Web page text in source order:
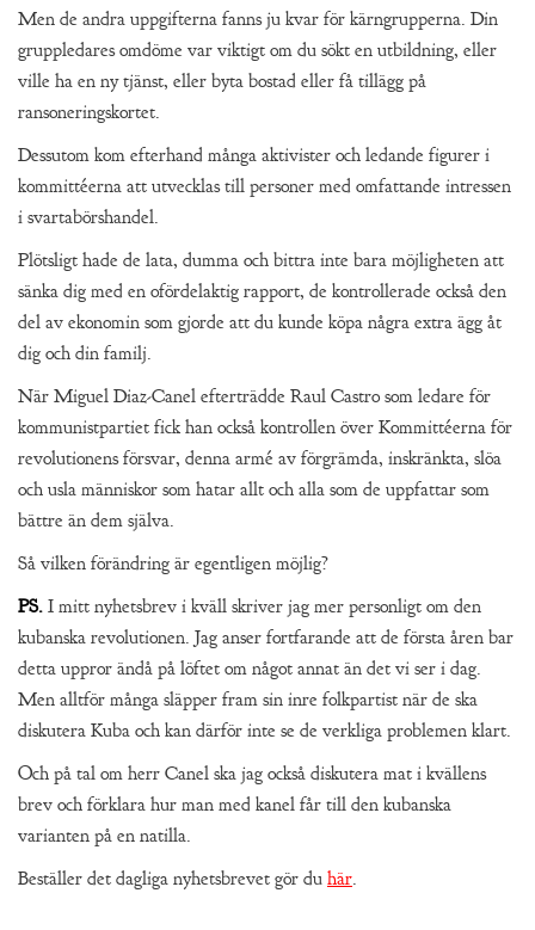
Men de andra uppgifterna fanns ju kvar för kärngrupperna. Din
gruppledares omdöme var viktigt om du sökt en utbildning, eller
ville ha en ny tjänst, eller byta bostad eller få tillägg på
ransoneringskortet.
Dessutom kom efterhand många aktivister och ledande figurer i
kommittéerna att utvecklas till personer med omfattande intressen
i svartabörshandel.
Plötsligt hade de lata, dumma och bittra inte bara möjligheten att
sänka dig med en ofördelaktig rapport, de kontrollerade också den
del av ekonomin som gjorde att du kunde köpa några extra ägg åt
dig och din familj.
När Miguel Diaz-Canel efterträdde Raul Castro som ledare för
kommunistpartiet fick han också kontrollen över Kommittéerna för
revolutionens försvar, denna armé av förgrämda, inskränkta, slöa
och usla människor som hatar allt och alla som de uppfattar som
bättre än dem själva.
Så vilken förändring är egentligen möjlig?
PS. I mitt nyhetsbrev i kväll skriver jag mer personligt om den
kubanska revolutionen. Jag anser fortfarande att de första åren bar
detta uppror ändå på löftet om något annat än det vi ser i dag.
Men alltför många släpper fram sin inre folkpartist när de ska
diskutera Kuba och kan därför inte se de verkliga problemen klart.
Och på tal om herr Canel ska jag också diskutera mat i kvällens
brev och förklara hur man med kanel får till den kubanska
varianten på en natilla.
Beställer det dagliga nyhetsbrevet gör du här.